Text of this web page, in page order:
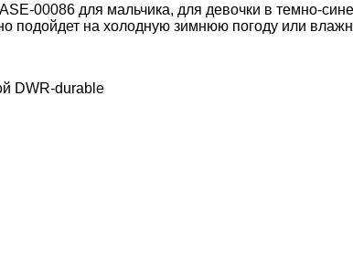
00086для мальчика, для девочки в темно-
подойдет на холодную зимнюю погоду или
DWR-durable